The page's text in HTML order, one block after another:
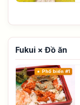
Fukui × Đồ ăn
Phổ biến #1